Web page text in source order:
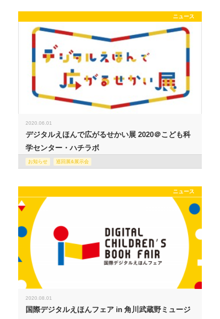
ニュース
2020.06.01
デジタルえほんで広がるせかい展 2020＠こども科
学センター・ハチラボ
お知らせ 巡回展&展示会
ニュース
2020.08.01
国際デジタルえほんフェア in 角川武蔵野ミュージ